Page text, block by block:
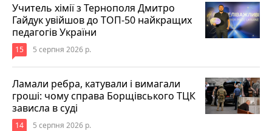
Учитель хімії з Тернополя Дмитро
Гайдук увійшов до ТОП-50 найкращих
педагогів України
15 5 серпня 2026 р.
Ламали ребра, катували і вимагали
гроші: чому справа Борщівського ТЦК
зависла в суді
14 5 серпня 2026 р.